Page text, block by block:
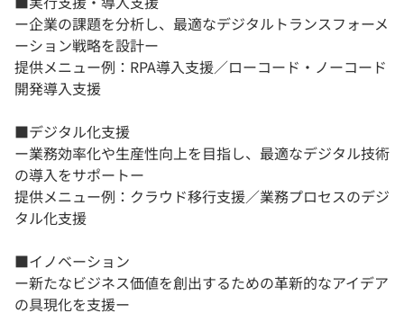
ー企業の課題を分析し、最適なデジタルトランスフォーメ
ーション戦略を設計ー
提供メニュー例：RPA導入支援／ローコード・ノーコード
開発導入支援
■デジタル化支援
ー業務効率化や生産性向上を目指し、最適なデジタル技術
の導入をサポートー
提供メニュー例：クラウド移行支援／業務プロセスのデジ
タル化支援
■イノベーション
ー新たなビジネス価値を創出するための革新的なアイデア
の具現化を支援ー